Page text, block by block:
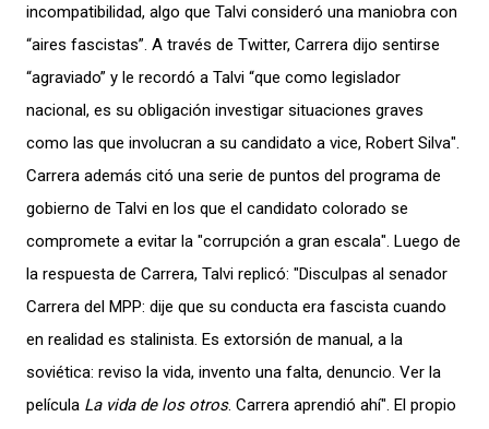
incompatibilidad, algo que Talvi consideró una maniobra con
“aires fascistas”. A través de Twitter, Carrera dijo sentirse
“agraviado” y le recordó a Talvi “que como legislador
nacional, es su obligación investigar situaciones graves
como las que involucran a su candidato a vice, Robert Silva".
Carrera además citó una serie de puntos del programa de
gobierno de Talvi en los que el candidato colorado se
compromete a evitar la "corrupción a gran escala". Luego de
la respuesta de Carrera, Talvi replicó: "Disculpas al senador
Carrera del MPP: dije que su conducta era fascista cuando
en realidad es stalinista. Es extorsión de manual, a la
soviética: reviso la vida, invento una falta, denuncio. Ver la
película La vida de los otros. Carrera aprendió ahí". El propio